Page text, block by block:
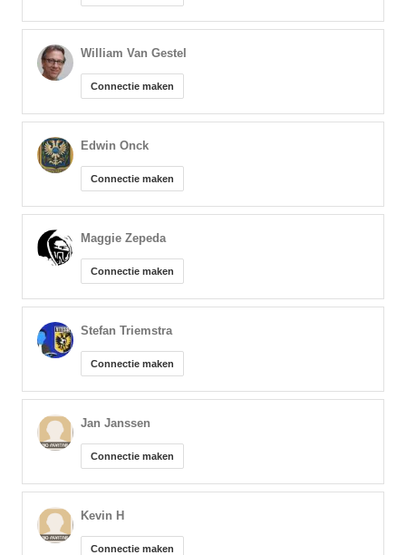
William Van Gestel
Connectie maken
Edwin Onck
Connectie maken
Maggie Zepeda
Connectie maken
Stefan Triemstra
Connectie maken
Jan Janssen
Connectie maken
Kevin H
Connectie maken